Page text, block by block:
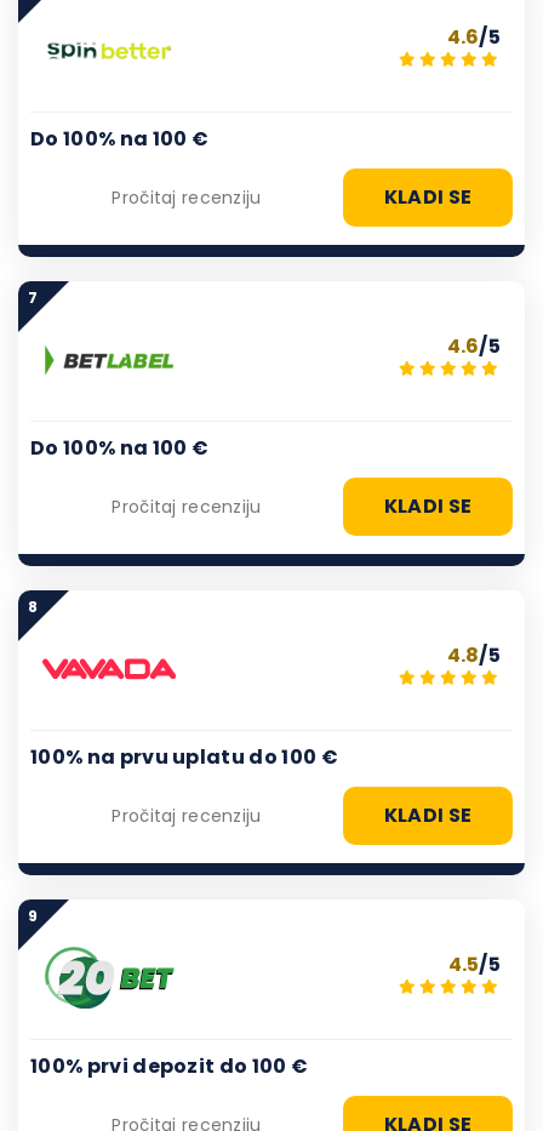
4.6/5
Do 100% na 100 €
KLADI SE
Pročitaj recenziju
7
4.6/5
Do 100% na 100 €
KLADI SE
Pročitaj recenziju
8
4.8/5
100% na prvu uplatu do 100 €
KLADI SE
Pročitaj recenziju
9
4.5/5
100% prvi depozit do 100 €
KLADI SE
Pročitaj recenziju